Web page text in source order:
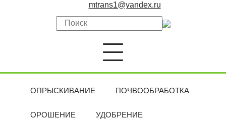
mtrans1@yandex.ru
ОПРЫСКИВАНИЕ ПОЧВООБРАБОТКА
ОРОШЕНИЕ УДОБРЕНИЕ